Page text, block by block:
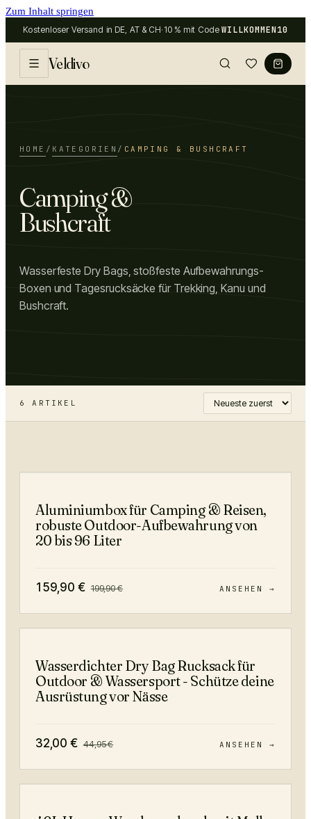
Zum Inhalt springen
Kostenloser Versand in DE, AT & CH· 10 % mit Code WILLKOMMEN10
Veldivo
HOME / KATEGORIEN / CAMPING & BUSHCRAFT
Camping &
Bushcraft
Wasserfeste Dry Bags, stoßfeste Aufbewahrungs-
Boxen und Tagesrucksäcke für Trekking, Kanu und
Bushcraft.
6 ARTIKEL
Aluminiumbox für Camping & Reisen,
robuste Outdoor-Aufbewahrung von
20 bis 96 Liter
159,90 € 199,90€ ANSEHEN →
Wasserdichter Dry Bag Rucksack für
Outdoor & Wassersport - Schütze deine
Ausrüstung vor Nässe
32,00 € 44,95€ ANSEHEN →